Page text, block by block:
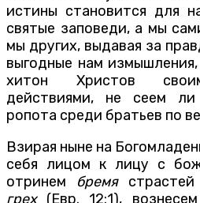
истины становится для
святые заповеди, а мы
мы других, выдавая за
выгодные нам
хитон Христов
действиями, не сеем
ропота среди братьев по
Взирая ныне на
себя лицом к лицу с
отринем бремя
грех(Евр. 12:1),